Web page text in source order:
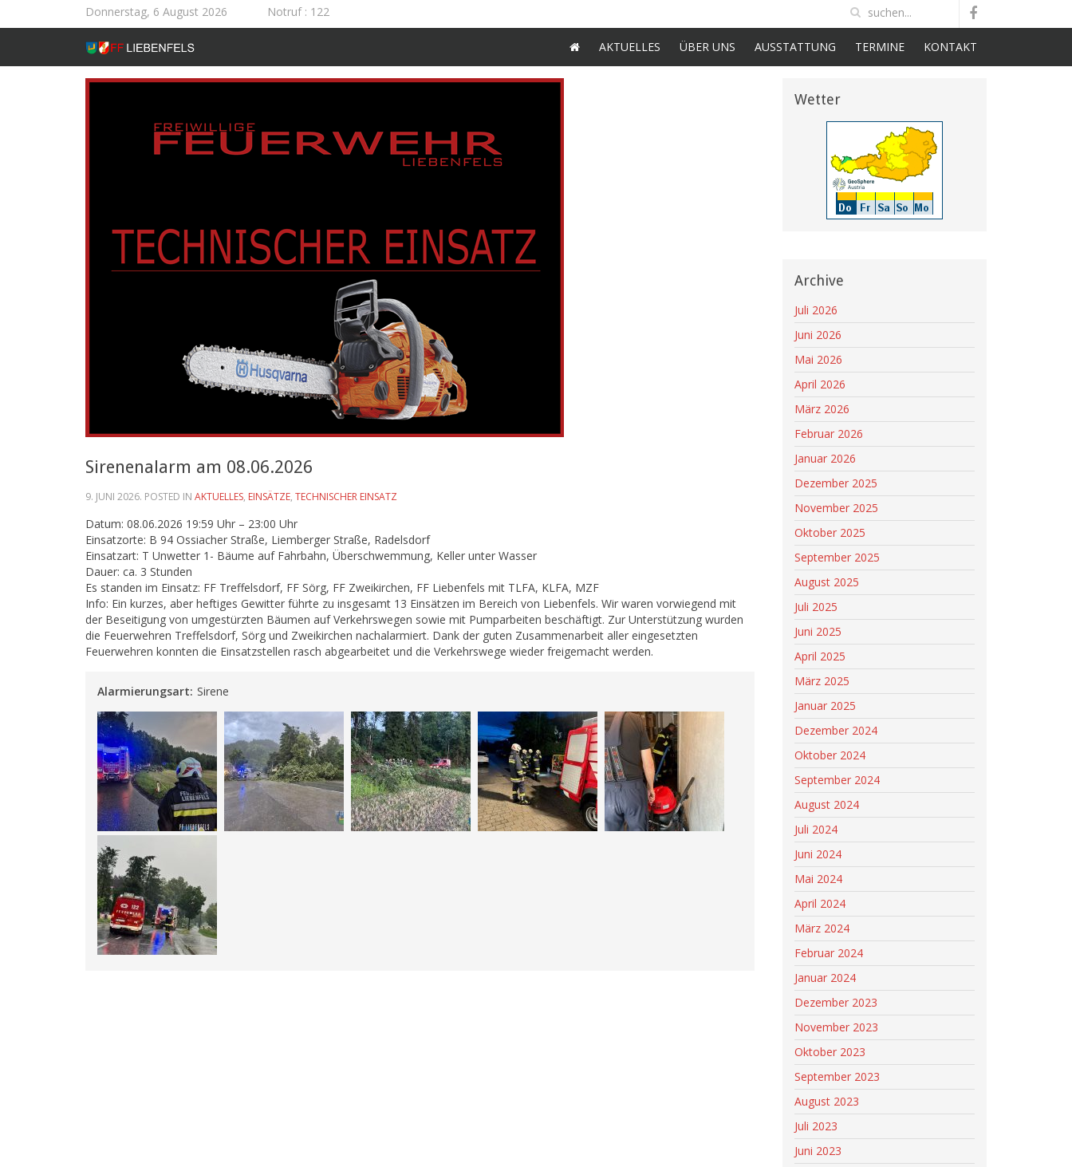
Donnerstag, 6 August 2026 Notruf: 122
AKTUELLES ÜBER UNS AUSSTATTUNG TERMINE KONTAKT
Sirenenalarm am 08.06.2026
9. JUNI 2026. POSTED IN AKTUELLES, EINSÄTZE, TECHNISCHER EINSATZ
Datum: 08.06.2026 19:59 Uhr – 23:00 Uhr
Einsatzorte: B 94 Ossiacher Straße, Liemberger Straße, Radelsdorf
Einsatzart: T Unwetter 1- Bäume auf Fahrbahn, Überschwemmung, Keller unter Wasser
Dauer: ca. 3 Stunden
Es standen im Einsatz: FF Treffelsdorf, FF Sörg, FF Zweikirchen, FF Liebenfels mit TLFA, KLFA, MZF
Info: Ein kurzes, aber heftiges Gewitter führte zu insgesamt 13 Einsätzen im Bereich von Liebenfels. Wir waren vorwiegend mit
der Beseitigung von umgestürzten Bäumen auf Verkehrswegen sowie mit Pumparbeiten beschäftigt. Zur Unterstützung wurden
die Feuerwehren Treffelsdorf, Sörg und Zweikirchen nachalarmiert. Dank der guten Zusammenarbeit aller eingesetzten
Feuerwehren konnten die Einsatzstellen rasch abgearbeitet und die Verkehrswege wieder freigemacht werden.
Alarmierungsart: Sirene
Wetter
Archive
Juli 2026
Juni 2026
Mai 2026
April 2026
März 2026
Februar 2026
Januar 2026
Dezember 2025
November 2025
Oktober 2025
September 2025
August 2025
Juli 2025
Juni 2025
April 2025
März 2025
Januar 2025
Dezember 2024
Oktober 2024
September 2024
August 2024
Juli 2024
Juni 2024
Mai 2024
April 2024
März 2024
Februar 2024
Januar 2024
Dezember 2023
November 2023
Oktober 2023
September 2023
August 2023
Juli 2023
Juni 2023